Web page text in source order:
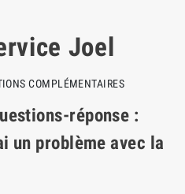
Joel
COMPLÉMENTAIRES
réponse :
un problème avec la